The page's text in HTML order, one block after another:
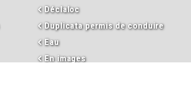
Déclaloc
Duplicata permis de conduire
Eau
En images